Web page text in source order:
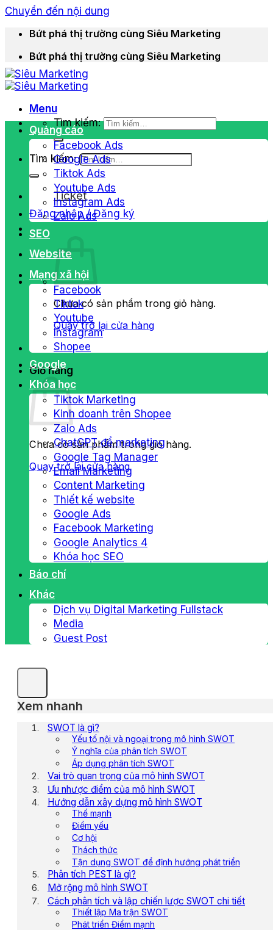
Chuyển đến nội dung
Bứt phá thị trường cùng Siêu Marketing
Bứt phá thị trường cùng Siêu Marketing
Menu
Tìm kiếm:
Tìm kiếm:
Ticket
Đăng nhập / Đăng ký
Chưa có sản phẩm trong giỏ hàng.
Quay trở lại cửa hàng
Giỏ hàng
Chưa có sản phẩm trong giỏ hàng.
Quay trở lại cửa hàng
Quảng cáo
Facebook Ads
Google Ads
Tiktok Ads
Youtube Ads
Instagram Ads
Zalo Ads
SEO
Website
Mạng xã hội
Facebook
Tiktok
Youtube
Instagram
Shopee
Google
Khóa học
Tiktok Marketing
Kinh doanh trên Shopee
Zalo Ads
ChatGPT để marketing
Google Tag Manager
Email Marketing
Content Marketing
Thiết kế website
Google Ads
Facebook Marketing
Google Analytics 4
Khóa học SEO
Báo chí
Khác
Dịch vụ Digital Marketing Fullstack
Media
Guest Post
Xem nhanh
SWOT là gì?
Yếu tố nội và ngoại trong mô hình SWOT
Ý nghĩa của phân tích SWOT
Áp dụng phân tích SWOT
Vai trò quan trọng của mô hình SWOT
Ưu nhược điểm của mô hình SWOT
Hướng dẫn xây dựng mô hình SWOT
Thế mạnh
Điểm yếu
Cơ hội
Thách thức
Tận dụng SWOT để định hướng phát triển
Phân tích PEST là gì?
Mở rộng mô hình SWOT
Cách phân tích và lập chiến lược SWOT chi tiết
Thiết lập Ma trận SWOT
Phát triển Điểm mạnh